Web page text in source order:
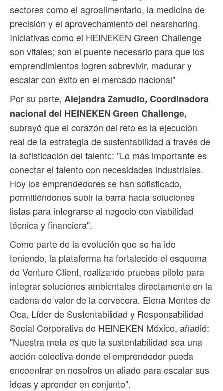
sectores como el agroalimentario, la medicina de
precisión y el aprovechamiento del nearshoring.
Iniciativas como el HEINEKEN Green Challenge
son vitales; son el puente necesario para que los
emprendimientos logren sobrevivir, madurar y
escalar con éxito en el mercado nacional"
Por su parte, Alejandra Zamudio, Coordinadora
nacional del HEINEKEN Green Challenge,
subrayó que el corazón del reto es la ejecución
real de la estrategia de sustentabilidad a través de
la sofisticación del talento: "Lo más importante es
conectar el talento con necesidades industriales.
Hoy los emprendedores se han sofisticado,
permitiéndonos subir la barra hacia soluciones
listas para integrarse al negocio con viabilidad
técnica y financiera".
Como parte de la evolución que se ha ido
teniendo, la plataforma ha fortalecido el esquema
de Venture Client, realizando pruebas piloto para
integrar soluciones ambientales directamente en la
cadena de valor de la cervecera. Elena Montes de
Oca, Líder de Sustentabilidad y Responsabilidad
Social Corporativa de HEINEKEN México, añadió:
"Nuestra meta es que la sustentabilidad sea una
acción colectiva donde el emprendedor pueda
encoentrar en nosotros un aliado para escalar sus
ideas y aprender en conjunto".